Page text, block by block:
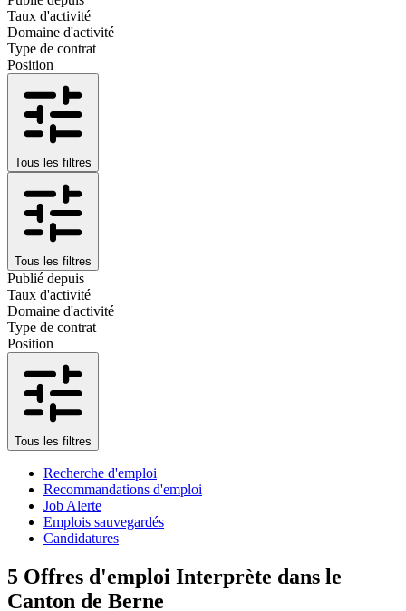
Taux d'activité
Domaine d'activité
Type de contrat
Position
Tous les filtres
Tous les filtres
Publié depuis
Taux d'activité
Domaine d'activité
Type de contrat
Position
Tous les filtres
Recherche d'emploi
Recommandations d'emploi
Job Alerte
Emplois sauvegardés
Candidatures
5 Offres d'emploi Interprète dans le
Canton de Berne